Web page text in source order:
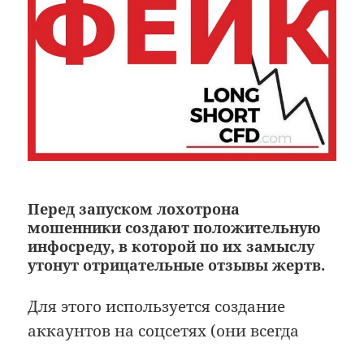
Перед запуском лохотрона
мошенники создают положительную
инфосреду, в которой по их замыслу
утонут отрицательные отзывы жертв.
Для этого используется создание
аккаунтов на соцсетях (они всегда